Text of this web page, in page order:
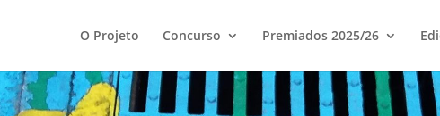
O Projeto Concurso Premiados 2025/26